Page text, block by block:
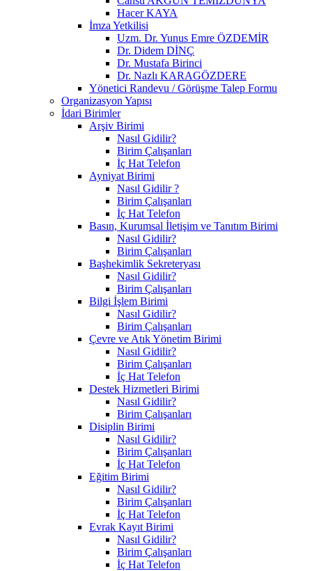
Hacer KAYA
İmza Yetkilisi
Uzm. Dr. Yunus Emre ÖZDEMİR
Dr. Didem DİNÇ
Dr. Mustafa Birinci
Dr. Nazlı KARAGÖZDERE
Yönetici Randevu / Görüşme Talep Formu
Organizasyon Yapısı
İdari Birimler
Arşiv Birimi
Nasıl Gidilir?
Birim Çalışanları
İç Hat Telefon
Ayniyat Birimi
Nasıl Gidilir ?
Birim Çalışanları
İç Hat Telefon
Basın, Kurumsal İletişim ve Tanıtım Birimi
Nasıl Gidilir?
Birim Çalışanları
Başhekimlik Sekreteryası
Nasıl Gidilir?
Birim Çalışanları
Bilgi İşlem Birimi
Nasıl Gidilir?
Birim Çalışanları
Çevre ve Atık Yönetim Birimi
Nasıl Gidilir?
Birim Çalışanları
İç Hat Telefon
Destek Hizmetleri Birimi
Nasıl Gidilir?
Birim Çalışanları
Disiplin Birimi
Nasıl Gidilir?
Birim Çalışanları
İç Hat Telefon
Eğitim Birimi
Nasıl Gidilir?
Birim Çalışanları
İç Hat Telefon
Evrak Kayıt Birimi
Nasıl Gidilir?
Birim Çalışanları
İç Hat Telefon